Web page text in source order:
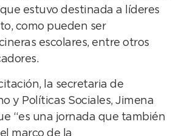
estuvo destinada a líderes
como pueden ser
escolares, entre otros
la secretaria de
y Políticas Sociales, Jimena
“es una jornada que también
marco de la